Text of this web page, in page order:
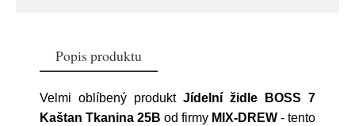
Popis produktu
Velmi oblíbený produkt Jídelní židle BOSS 7
Kaštan Tkanina 25B od firmy MIX-DREW - tento